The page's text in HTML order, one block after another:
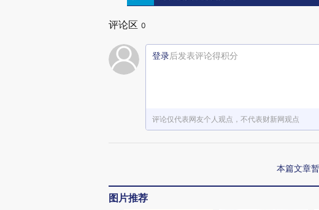
评论区 0
登录后发表评论得积分
评论仅代表网友个人观点，不代表财新网观点
本篇文章
图片推荐